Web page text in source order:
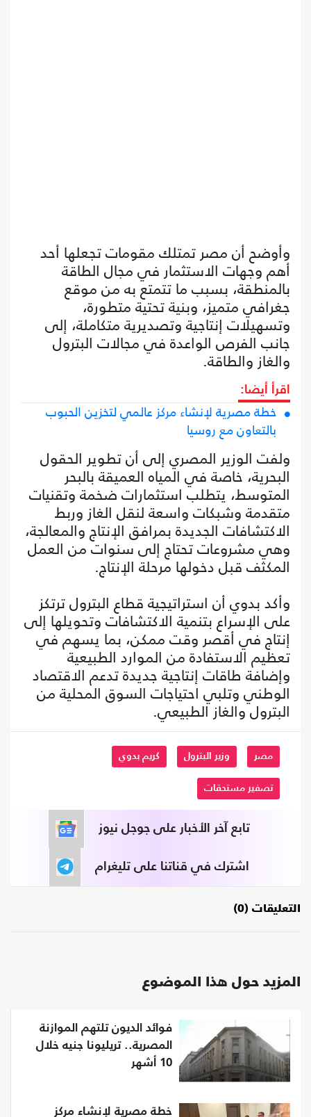
وأوضح أن مصر تمتلك مقومات تجعلها أحد
أهم وجهات الاستثمار في مجال الطاقة
بالمنطقة، بسبب ما تتمتع به من موقع
جغرافي متميز، وبنية تحتية متطورة،
وتسهيلات إنتاجية وتصديرية متكاملة، إلى
جانب الفرص الواعدة في مجالات البترول
والغاز والطاقة.
اقرأ أيضا:
خطة مصرية لإنشاء مركز عالمي لتخزين الحبوب
بالتعاون مع روسيا
ولفت الوزير المصري إلى أن تطوير الحقول
البحرية، خاصة في المياه العميقة بالبحر
المتوسط، يتطلب استثمارات ضخمة وتقنيات
متقدمة وشبكات واسعة لنقل الغاز وربط
الاكتشافات الجديدة بمرافق الإنتاج والمعالجة،
وهي مشروعات تحتاج إلى سنوات من العمل
المكثف قبل دخولها مرحلة الإنتاج.
وأكد بدوي أن استراتيجية قطاع البترول ترتكز
على الإسراع بتنمية الاكتشافات وتحويلها إلى
إنتاج في أقصر وقت ممكن، بما يسهم في
تعظيم الاستفادة من الموارد الطبيعية
وإضافة طاقات إنتاجية جديدة تدعم الاقتصاد
الوطني وتلبي احتياجات السوق المحلية من
البترول والغاز الطبيعي.
مصر وزير البترول كريم بدوي
تصفير مستحقات
تابع آخر الأخبار على جوجل نيوز
اشترك في قناتنا على تليغرام
التعليقات (0)
المزيد حول هذا الموضوع
فوائد الديون تلتهم الموازنة
المصرية.. تريليونا جنيه خلال
10 أشهر
خطة مصرية لإنشاء مركز